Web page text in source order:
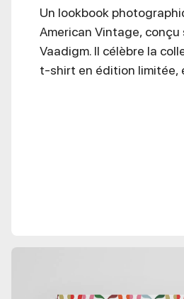
Un lookbook
American Vintage,
Vaadigm. Il célèbre la
t-shirt en édition limitée,